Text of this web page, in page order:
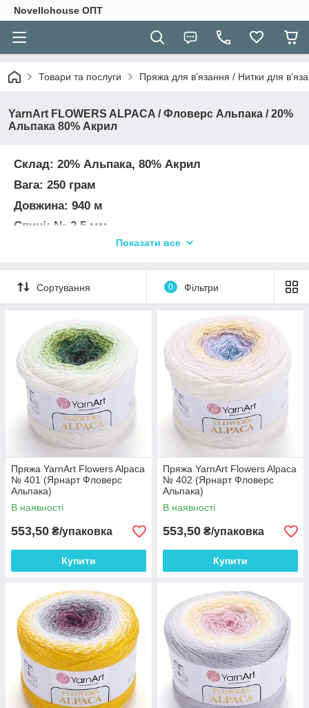
Novellohouse ОПТ
Товари та послуги Пряжа для в'язання / Нитки для
YarnArt FLOWERS ALPACA / Фловерс Альпака / 20%
Альпака 80% Акрил
Склад: 20% Альпака, 80% Акрил
Вага: 250 грам
Довжина: 940 м
Спиці: № 2,5 мм
Щільність в'язання 10х10 см = 28п х 40р.
УВАГА! Колір і відтінок на зображенні можуть
монітора і в залежності від партії.
Показати все
Сортування 0 Фільтри
Пряжа YarnArt Flowers Alpaca
№ 401 (Ярнарт Фловерс
Альпака)
В наявності
553,50 ₴/упаковка
Купити
Пряжа YarnArt Flowers Alpaca
№ 402 (Ярнарт Фловерс
Альпака)
В наявності
553,50 ₴/упаковка
Купити